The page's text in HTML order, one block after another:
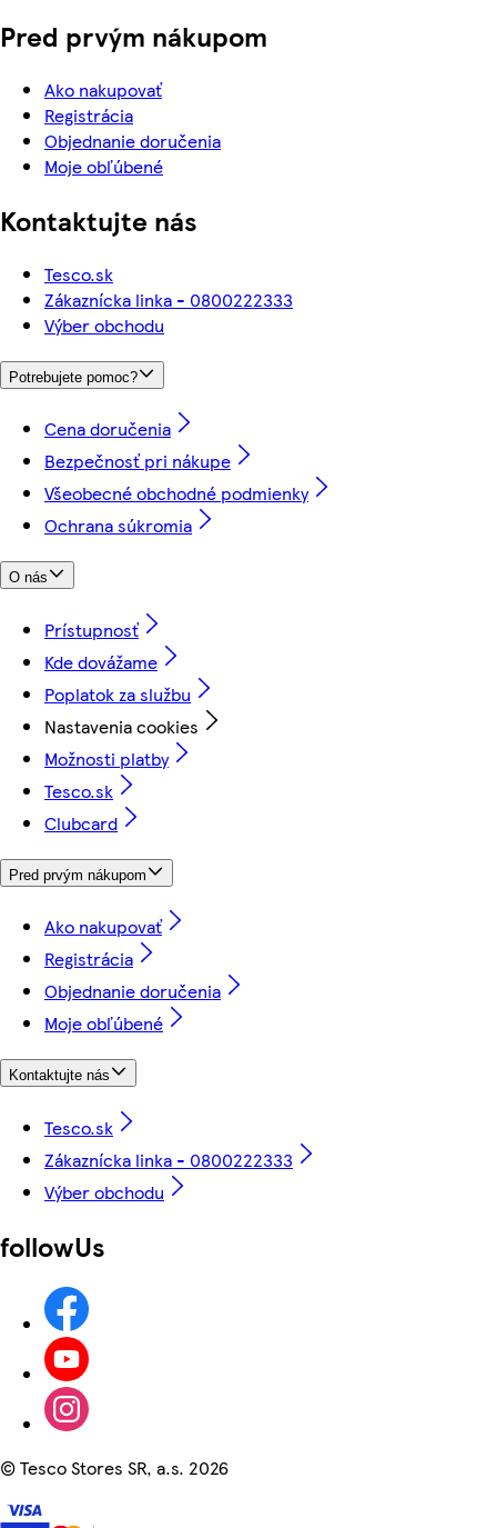
Pred prvým nákupom
Ako nakupovať
Registrácia
Objednanie doručenia
Moje obľúbené
Kontaktujte nás
Tesco.sk
Zákaznícka linka - 0800222333
Výber obchodu
Potrebujete pomoc?
Cena doručenia
Bezpečnosť pri nákupe
Všeobecné obchodné podmienky
Ochrana súkromia
O nás
Prístupnosť
Kde dovážame
Poplatok za službu
Nastavenia cookies
Možnosti platby
Tesco.sk
Clubcard
Pred prvým nákupom
Ako nakupovať
Registrácia
Objednanie doručenia
Moje obľúbené
Kontaktujte nás
Tesco.sk
Zákaznícka linka - 0800222333
Výber obchodu
followUs
©Tesco Stores SR, a.s. 2026